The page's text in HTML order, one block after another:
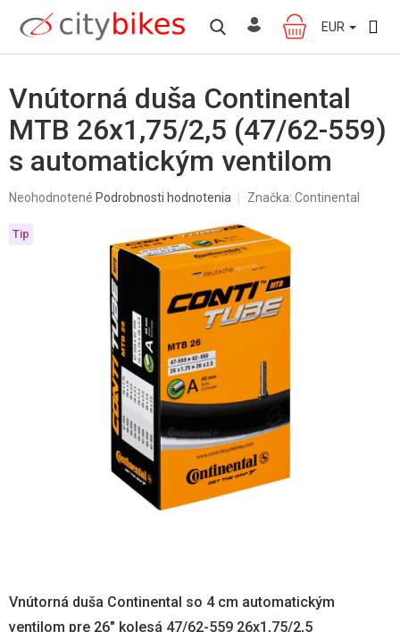
obsah
NÁKUPNÝ
KOŠÍK
EUR
Vnútorná duša Continental
MTB 26x1,75/2,5 (47/62-559)
s automatickým ventilom
Priemerné
produktu
je
Neohodnotené Podrobnosti hodnotenia Značka: Continental
Tip
Vnútorná duša Continental so 4 cm automatickým
ventilom pre 26" kolesá 47/62-559 26x1,75/2,5